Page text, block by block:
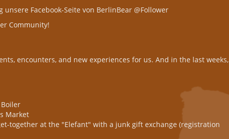
Facebook-Seite von BerlinBear @Follower
Community!
encounters, and new experiences for us. And in the last weeks,
Market
together at the "Elefant" with a junk gift exchange (registration